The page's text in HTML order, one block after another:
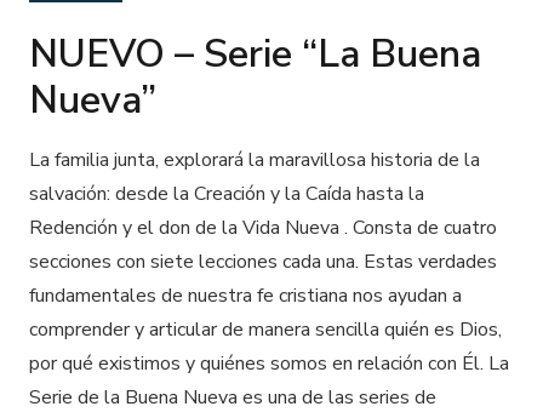
NUEVO – Serie “La Buena
Nueva”
La familia junta, explorará la maravillosa historia de la
salvación: desde la Creación y la Caída hasta la
Redención y el don de la Vida Nueva . Consta de cuatro
secciones con siete lecciones cada una. Estas verdades
fundamentales de nuestra fe cristiana nos ayudan a
comprender y articular de manera sencilla quién es Dios,
por qué existimos y quiénes somos en relación con Él. La
Serie de la Buena Nueva es una de las series de